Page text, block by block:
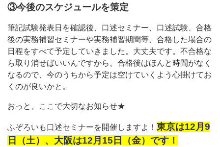
③今後のスケジュールを策定
筆記試験発表日を確認後、口述セミナー、口述試験、合格
後の実務補習セミナーや実務補習期間等、合格した場合の
日程をすべて予定していきました。大丈夫です。不合格な
ら取り消せばいいんですから。合格後はほんと時間がなく
なるので、今のうちから予定は空けていくよう心掛けてお
くのが良いかと。
おっと、ここで大切なお知らせ★
ふぞろいも口述セミナーを開催しますよ！ 東京は12月9
日（土）、大阪は12月15日（金）です！